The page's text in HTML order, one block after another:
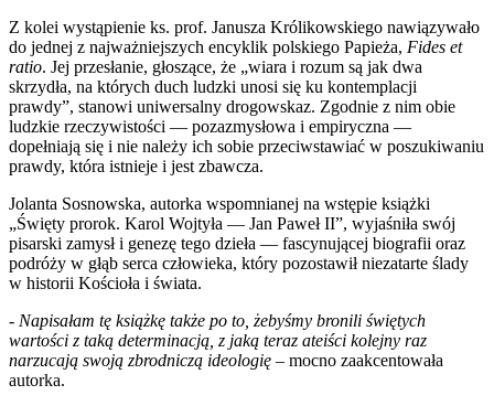
Z kolei wystąpienie ks. prof. Janusza Królikowskiego nawiązywało
do jednej z najważniejszych encyklik polskiego Papieża, Fides et
ratio. Jej przesłanie, głoszące, że „wiara i rozum są jak dwa
skrzydła, na których duch ludzki unosi się ku kontemplacji
prawdy”, stanowi uniwersalny drogowskaz. Zgodnie z nim obie
ludzkie rzeczywistości — pozazmysłowa i empiryczna —
dopełniają się i nie należy ich sobie przeciwstawiać w poszukiwaniu
prawdy, która istnieje i jest zbawcza.
Jolanta Sosnowska, autorka wspomnianej na wstępie książki
„Święty prorok. Karol Wojtyła — Jan Paweł II”, wyjaśniła swój
pisarski zamysł i genezę tego dzieła — fascynującej biografii oraz
podróży w głąb serca człowieka, który pozostawił niezatarte ślady
w historii Kościoła i świata.
- Napisałam tę książkę także po to, żebyśmy bronili świętych
wartości z taką determinacją, z jaką teraz ateiści kolejny raz
narzucają swoją zbrodniczą ideologię – mocno zaakcentowała
autorka.